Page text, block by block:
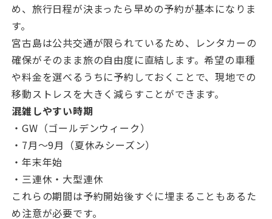
め、旅行日程が決まったら早めの予約が基本になりま
す。
宮古島は公共交通が限られているため、レンタカーの
確保がそのまま旅の自由度に直結します。希望の車種
や料金を選べるうちに予約しておくことで、現地での
移動ストレスを大きく減らすことができます。
混雑しやすい時期
・GW（ゴールデンウィーク）
・7月〜9月（夏休みシーズン）
・年末年始
・三連休・大型連休
これらの期間は予約開始後すぐに埋まることもあるた
め注意が必要です。